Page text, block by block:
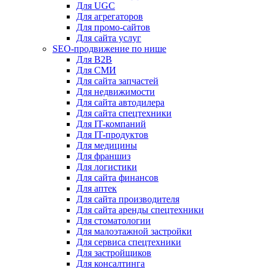
Для UGC
Для агрегаторов
Для промо-сайтов
Для сайта услуг
SEO-продвижение по нише
Для B2B
Для СМИ
Для сайта запчастей
Для недвижимости
Для сайта автодилера
Для сайта спецтехники
Для IT-компаний
Для IT-продуктов
Для медицины
Для франшиз
Для логистики
Для сайта финансов
Для аптек
Для сайта производителя
Для сайта аренды спецтехники
Для стоматологии
Для малоэтажной застройки
Для сервиса спецтехники
Для застройщиков
Для консалтинга